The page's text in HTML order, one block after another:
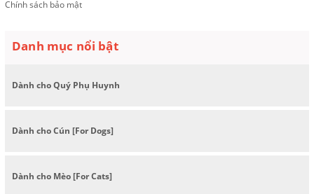
Chính sách bảo mật
Danh mục nổi bật
Dành cho Quý Phụ Huynh
Dành cho Cún [For Dogs]
Dành cho Mèo [For Cats]